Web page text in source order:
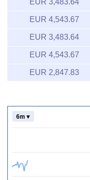
3,483.64 EUR
4,543.67 EUR
3,483.64 EUR
4,543.67 EUR
2,847.83 EUR
6m ▾